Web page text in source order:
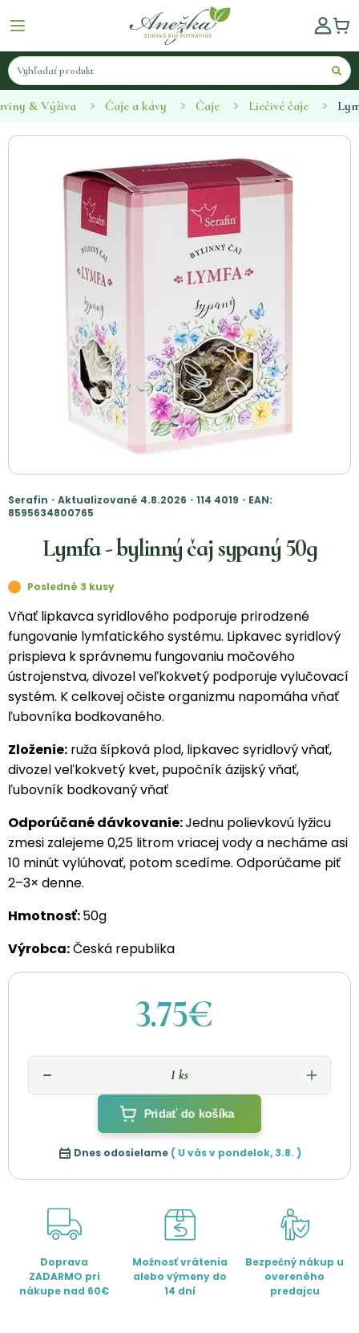
& Výživa Čaje a kávy Čaje Liečivé čaje
Serafin・Aktualizované 4.8.2026・114 4019・EAN:
8595634800765
Lymfa - bylinný čaj sypaný 50g
Posledné 3 kusy
Vňať lipkavca syridlového podporuje prirodzené
fungovanie lymfatického systému. Lipkavec syridlový
prispieva k správnemu fungovaniu močového
ústrojenstva, divozel veľkokvetý podporuje vylučovací
systém. K celkovej očiste organizmu napomáha vňať
ľubovníka bodkovaného.
Zloženie: ruža šípková plod, lipkavec syridlový vňať,
divozel veľkokvetý kvet, pupočník ázijský vňať,
ľubovník bodkovaný vňať
Odporúčané dávkovanie:Jednu polievkovú lyžicu
zmesi zalejeme 0,25 litrom vriacej vody a necháme asi
10 minút vylúhovať, potom scedíme. Odporúčame piť
2–3× denne.
Hmotnosť:50g
Výrobca:Česká republika
3.75€
Pridať do košíka
Dnes odosielame ( U vás v pondelok, 3.8. )
Doprava
ZADARMO pri
nákupe nad 60€
Možnosť vrátenia
alebo výmeny do
14 dní
Bezpečný nákup u
overeného
predajcu